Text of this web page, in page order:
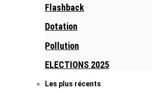
Flashback
Dotation
Pollution
ELECTIONS 2025
Les plus récents